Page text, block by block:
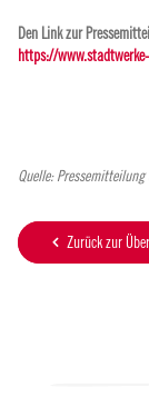
Den Link zur
https://
Quelle:
Zurück zur